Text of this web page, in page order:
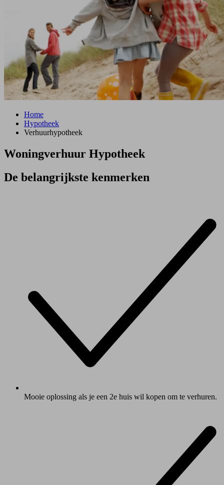
Home
Hypotheek
Verhuurhypotheek
Woningverhuur Hypotheek
De belangrijkste kenmerken
Mooie oplossing als je een 2e huis wil kopen om te verhuren.